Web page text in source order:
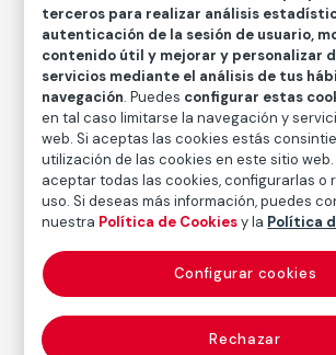
Inventario
FM002368
Fecha
ca. 1810-1814/1906
Inscripción/Leyenda
4ª Edición
Autor
Francisco de Goya y Lucientes
Nacimiento: Fuendetodos, Zaragoza,
Fallecimiento: Burdeos, 1828
terceros para realizar análisis
autenticación de la sesión de usuario,
contenido útil y mejorar y personalizar
servicios mediante el análisis de tus
navegación. Puedes configurar estas
en tal caso limitarse la navegación y
web. Si aceptas las cookies estás
utilización de las cookies en este sitio web.
aceptar todas las cookies, configurarlas o
uso. Si deseas más información, puedes
nuestra Política de Cookiesy la Política
Rechazar
Configurar cookies